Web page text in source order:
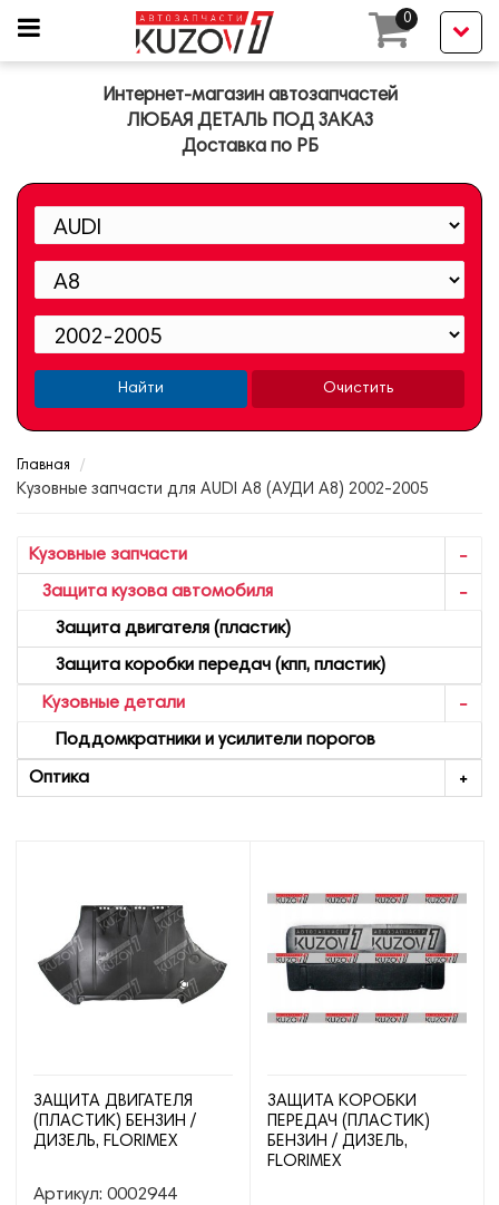
0
Интернет-магазин автозапчастей
ЛЮБАЯ ДЕТАЛЬ ПОД ЗАКАЗ
Доставка по РБ
Найти Очистить
Главная
Кузовные запчасти для AUDI A8 (АУДИ А8) 2002-2005
Кузовные запчасти
Защита кузова автомобиля
Защита двигателя (пластик)
Защита коробки передач (кпп, пластик)
Кузовные детали
Поддомкратники и усилители порогов
Оптика
ЗАЩИТА ДВИГАТЕЛЯ
(ПЛАСТИК) БЕНЗИН /
ДИЗЕЛЬ, FLORIMEX
Артикул: 0002944
ЗАЩИТА КОРОБКИ
ПЕРЕДАЧ (ПЛАСТИК)
БЕНЗИН / ДИЗЕЛЬ,
FLORIMEX